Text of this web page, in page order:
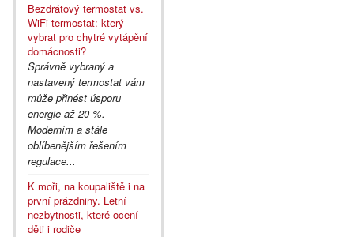
Bezdrátový termostat vs.
WiFi termostat: který
vybrat pro chytré vytápění
domácnosti?
Správně vybraný a
nastavený termostat vám
může přinést úsporu
energie až 20 %.
Moderním a stále
oblíbenějším řešením
regulace...
K moři, na koupaliště i na
první prázdniny. Letní
nezbytnosti, které ocení
děti i rodiče